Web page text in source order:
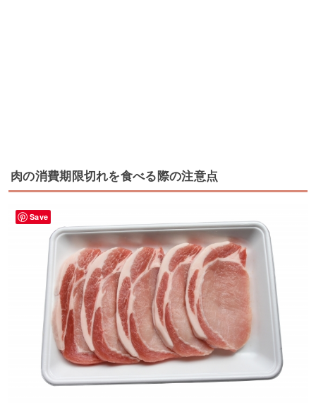
肉の消費期限切れを食べる際の注意点
Save